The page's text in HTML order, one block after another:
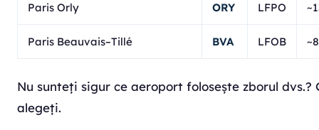
Paris Orly ORY LFPO
Paris Beauvais–Tillé BVA LFOB
Nu sunteți sigur ce aeroport folosește zborul dvs.?
alegeți.